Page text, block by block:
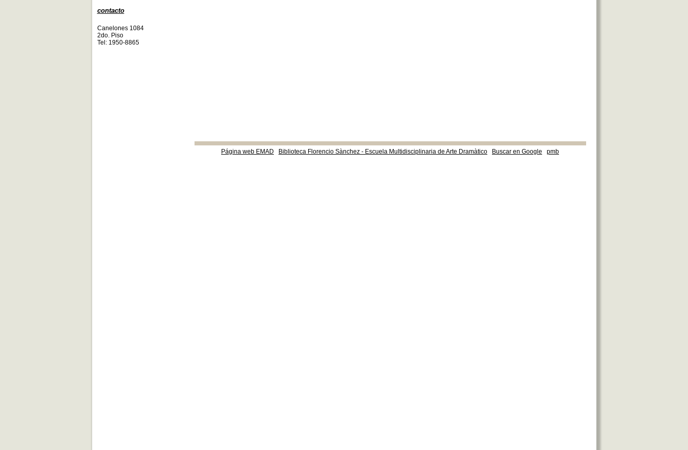
Página web EMAD Biblioteca Florencio Sànchez - Escuela Multidisciplinaria de Arte Dramàtico Buscar en Google pmb
contacto
Canelones 1084
2do. Piso
Tel: 1950-8865